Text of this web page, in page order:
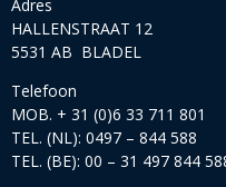
Adres
HALLENSTRAAT 12
5531 AB BLADEL
Telefoon
MOB. + 31 (0)6 33 711 801
TEL. (NL): 0497 – 844 588
TEL. (BE): 00 – 31 497 844